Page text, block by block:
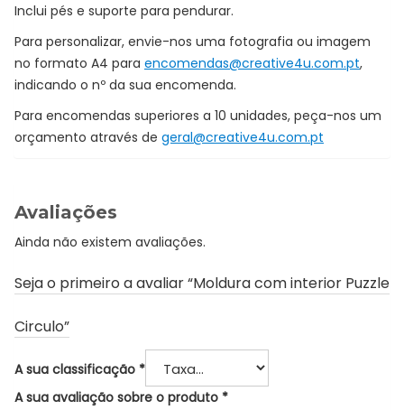
Inclui pés e suporte para pendurar.
Para personalizar, envie-nos uma fotografia ou imagem
no formato A4 para encomendas@creative4u.com.pt,
indicando o nº da sua encomenda.
Para encomendas superiores a 10 unidades, peça-nos um
orçamento através de geral@creative4u.com.pt
Avaliações
Ainda não existem avaliações.
Seja o primeiro a avaliar “Moldura com interior Puzzle
Circulo”
A sua classificação *
A sua avaliação sobre o produto *